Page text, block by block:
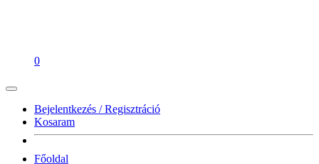
0
Bejelentkezés / Regisztráció
Kosaram
Főoldal